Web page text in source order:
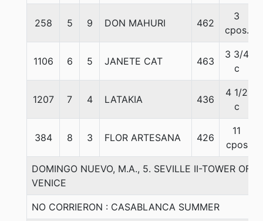
258 5 9 DON MAHURI 462
3
cpos.
1106 6 5 JANETE CAT 463
3 3/4
c
1207 7 4 LATAKIA 436
4 1/2
c
384 8 3 FLOR ARTESANA 426
11
cpos
DOMINGO NUEVO, M.A., 5. SEVILLE II-TOWER OF
VENICE
NO CORRIERON : CASABLANCA SUMMER